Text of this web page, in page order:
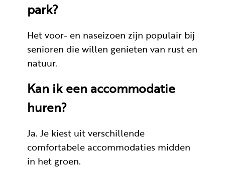
park?
Het voor- en naseizoen zijn populair bij
senioren die willen genieten van rust en
natuur.
Kan ik een accommodatie
huren?
Ja. Je kiest uit verschillende
comfortabele accommodaties midden
in het groen.